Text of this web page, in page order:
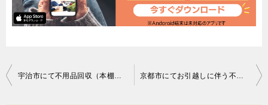
投
宇治市にて不用品回収（本棚、回転イス１脚、ハンガーラック）のご依頼 大山様の声 京都市にてお引越しに伴う不用品回収のご依頼 匿名希望様の声